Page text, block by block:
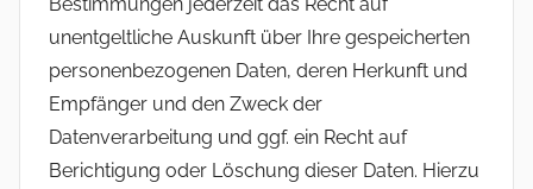
Bestimmungen jederzeit das Recht auf
unentgeltliche Auskunft über Ihre gespeicherten
personenbezogenen Daten, deren Herkunft und
Empfänger und den Zweck der
Datenverarbeitung und ggf. ein Recht auf
Berichtigung oder Löschung dieser Daten. Hierzu